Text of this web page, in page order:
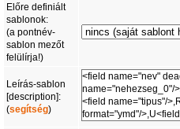
Előre definiált
sablonok:
(a pontnév-
sablon mezőt
felülírja!)
Leírás-sablon
[description]:
(segítség)